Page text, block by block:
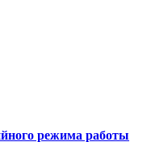
режима работы